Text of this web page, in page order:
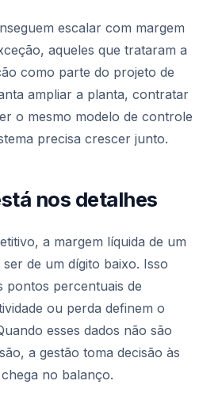
escalar com margem
aqueles que trataram a
como parte do projeto de
ampliar a planta, contratar
o mesmo modelo de controle
precisa crescer junto.
nos detalhes
a margem líquida de um
de um dígito baixo. Isso
pontos percentuais de
ou perda definem o
esses dados não são
a gestão toma decisão às
no balanço.